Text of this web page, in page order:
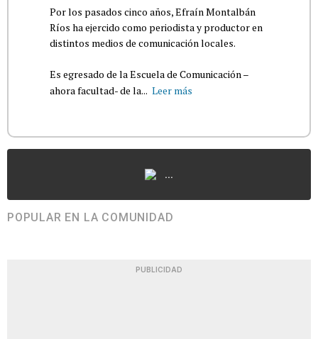
Por los pasados cinco años, Efraín Montalbán
Ríos ha ejercido como periodista y productor en
distintos medios de comunicación locales.
Es egresado de la Escuela de Comunicación –
ahora facultad- de la... Leer más
...
POPULAR EN LA COMUNIDAD
PUBLICIDAD